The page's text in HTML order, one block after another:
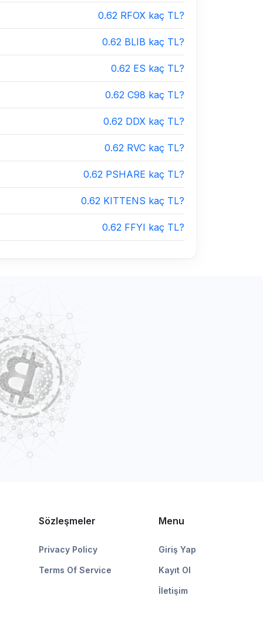
0.62 RFOX kaç TL?
0.62 BLIB kaç TL?
0.62 ES kaç TL?
0.62 C98 kaç TL?
0.62 DDX kaç TL?
0.62 RVC kaç TL?
0.62 PSHARE kaç TL?
0.62 KITTENS kaç TL?
0.62 FFYI kaç TL?
Sözleşmeler
Privacy Policy
Terms Of Service
Menu
Giriş Yap
Kayıt Ol
İletişim